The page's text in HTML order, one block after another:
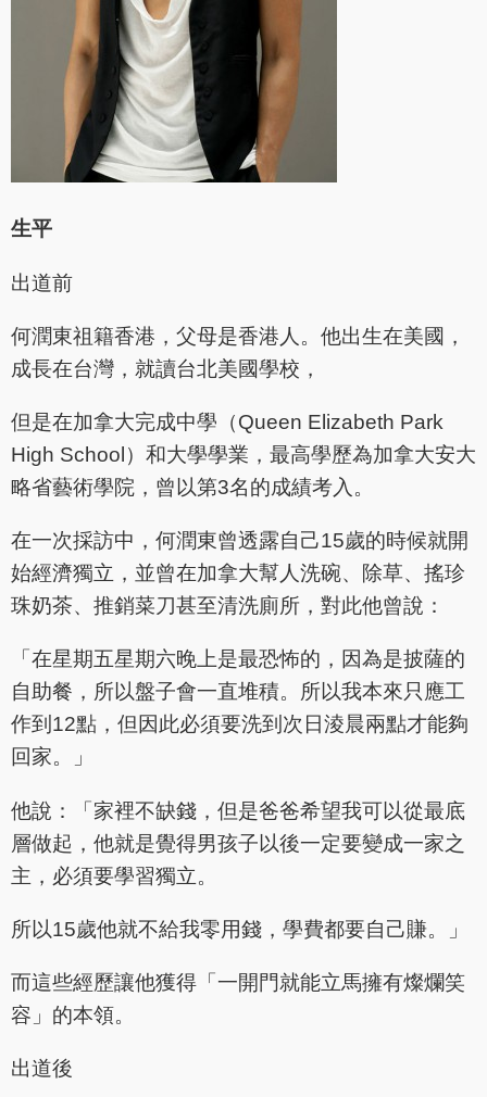
生平
出道前
何潤東祖籍香港，父母是香港人。他出生在美國，
成長在台灣，就讀台北美國學校，
但是在加拿大完成中學（Queen Elizabeth Park
High School）和大學學業，最高學歷為加拿大安大
略省藝術學院，曾以第3名的成績考入。
在一次採訪中，何潤東曾透露自己15歲的時候就開
始經濟獨立，並曾在加拿大幫人洗碗、除草、搖珍
珠奶茶、推銷菜刀甚至清洗廁所，對此他曾說：
「在星期五星期六晚上是最恐怖的，因為是披薩的
自助餐，所以盤子會一直堆積。所以我本來只應工
作到12點，但因此必須要洗到次日淩晨兩點才能夠
回家。」
他說：「家裡不缺錢，但是爸爸希望我可以從最底
層做起，他就是覺得男孩子以後一定要變成一家之
主，必須要學習獨立。
所以15歲他就不給我零用錢，學費都要自己賺。」
而這些經歷讓他獲得「一開門就能立馬擁有燦爛笑
容」的本領。
出道後